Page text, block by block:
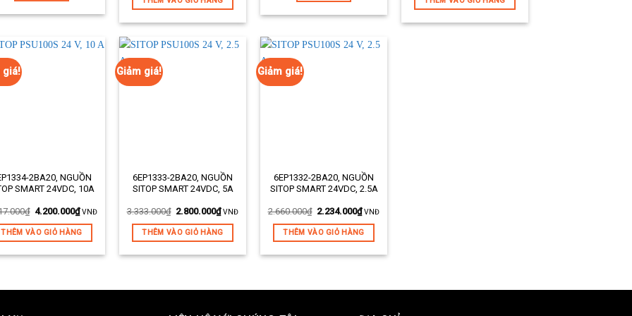
giá!
phẩm:
ngắn:
2BA20, NGUỒN
SMART 24VDC, 10A
₫ 4.200.000₫ VNĐ
THÊM VÀO GIỎ HÀNG
Giảm giá!
Mã sản phẩm:
Mô tả ngắn:
6EP1333-2BA20, NGUỒN
SITOP SMART 24VDC, 5A
3.333.000₫ 2.800.000₫ VNĐ
THÊM VÀO GIỎ HÀNG
Giảm giá!
Mã sản phẩm:
Mô tả ngắn:
6EP1332-2BA20, NGUỒN
SITOP SMART 24VDC, 2.5A
2.660.000₫ 2.234.000₫ VNĐ
THÊM VÀO GIỎ HÀNG